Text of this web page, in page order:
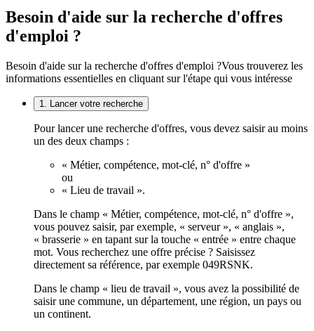
Besoin d'aide sur la recherche d'offres
d'emploi ?
Besoin d'aide sur la recherche d'offres d'emploi ?Vous trouverez les
informations essentielles en cliquant sur l'étape qui vous intéresse
1. Lancer votre recherche
Pour lancer une recherche d'offres, vous devez saisir au moins
un des deux champs :
« Métier, compétence, mot-clé, n° d'offre »
ou
« Lieu de travail ».
Dans le champ « Métier, compétence, mot-clé, n° d'offre »,
vous pouvez saisir, par exemple, « serveur », « anglais »,
« brasserie » en tapant sur la touche « entrée » entre chaque
mot. Vous recherchez une offre précise ? Saisissez
directement sa référence, par exemple 049RSNK.
Dans le champ « lieu de travail », vous avez la possibilité de
saisir une commune, un département, une région, un pays ou
un continent.